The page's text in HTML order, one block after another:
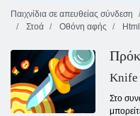
Παιχνίδια σε απευθείας σύνδεση
Στοά
Οθόνη αφής
Knife
Στο